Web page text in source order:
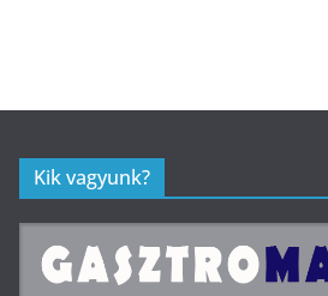
Kik vagyunk?